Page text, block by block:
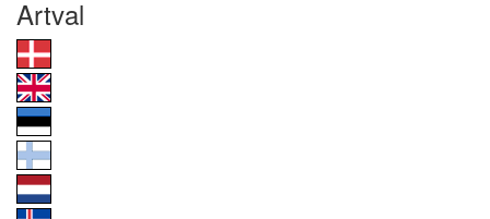
Artval